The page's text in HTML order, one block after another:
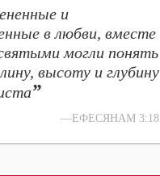
и
в любви, вместе
могли понять
высоту и глубину
”
—ЕФЕСЯНАМ 3:18